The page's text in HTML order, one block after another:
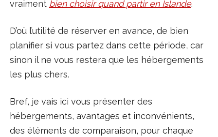
vraiment bien choisir quand partir en Islande.
D’où l’utilité de réserver en avance, de bien
planifier si vous partez dans cette période, car
sinon il ne vous restera que les hébergements
les plus chers.
Bref, je vais ici vous présenter des
hébergements, avantages et inconvénients,
des éléments de comparaison, pour chaque